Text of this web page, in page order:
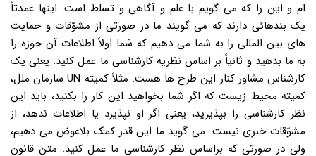
ام و این را که می گویم با علم و آگاهی و تسلط است. اینها عمدتاً
یک بندهائی دارند که می گویند ما در صورتی از مشوّقات و حمایت
های بین المللی را به شما می دهیم که شما اولاً اطلاعات آن حوزه را
به ما بدهید و ثانیاً بر اساس نظریه کارشناسی ما عمل کنید. یعنی یک
کارشناس مشاور کنار این طرح ها هست. مثلاً کمیته UN سازمان ملل،
کمیته محیط زیست که اگر شما بخواهید این کار را بکنید، باید این
نظر کارشناسی را بپذیرید، یعنی اگر او نپذیرد یا اطلاعات ندهد، از
مشوّقات خبری نیست. می گوید ما این قدر کمک بلاعوض می دهیم،
ولی در صورتی که براساس نظر کارشناسی ما عمل کنید. متن قانون